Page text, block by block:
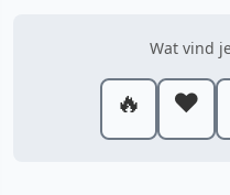
Wat vind
🔥 ❤️